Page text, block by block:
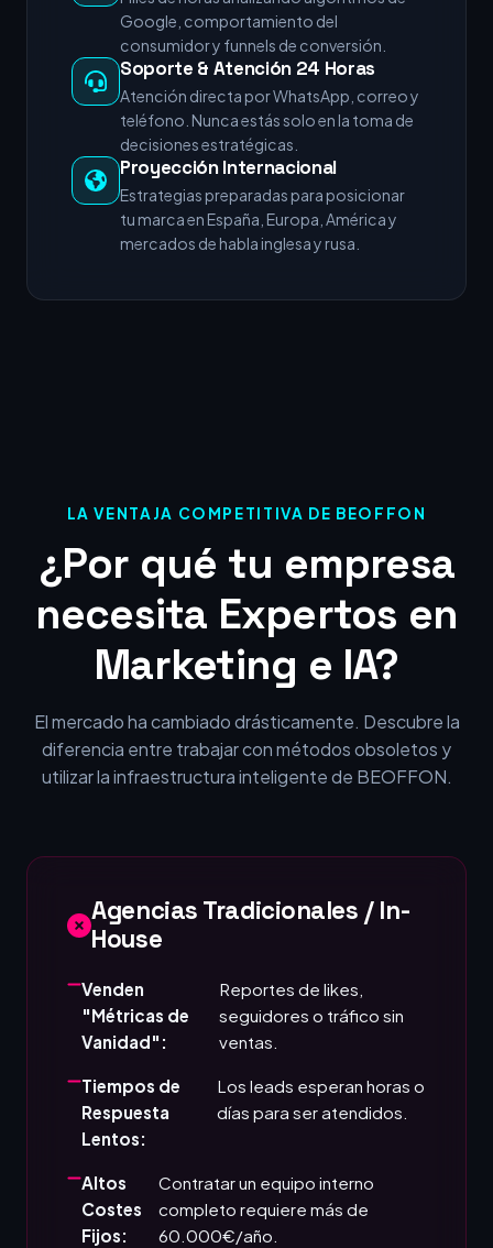
Google, comportamiento del
consumidor y funnels de conversión.
Soporte & Atención 24 Horas
Atención directa por WhatsApp, correo y
teléfono. Nunca estás solo en la toma de
decisiones estratégicas.
Proyección Internacional
Estrategias preparadas para posicionar
tu marca en España, Europa, América y
mercados de habla inglesa y rusa.
LA VENTAJA COMPETITIVA DE BEOFFON
¿Por qué tu empresa
necesita Expertos en
Marketing e IA?
El mercado ha cambiado drásticamente. Descubre la
diferencia entre trabajar con métodos obsoletos y
utilizar la infraestructura inteligente de BEOFFON.
Agencias Tradicionales / In-
House
Venden
"Métricas de
Vanidad":
Reportes de likes,
seguidores o tráfico sin
ventas.
Tiempos de
Respuesta
Lentos:
Los leads esperan horas o
días para ser atendidos.
Altos
Costes
Fijos:
Contratar un equipo interno
completo requiere más de
60.000€/año.